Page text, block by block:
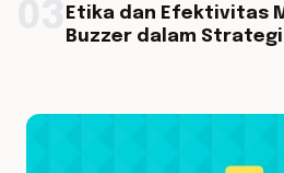
Etika dan Efektivitas
Buzzer dalam Strategi